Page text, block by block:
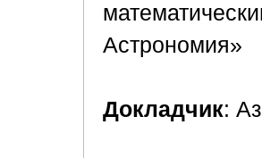
Астрономия»
Докладчик: